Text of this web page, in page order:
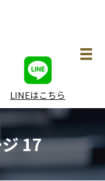
LINEはこちら
メ
17